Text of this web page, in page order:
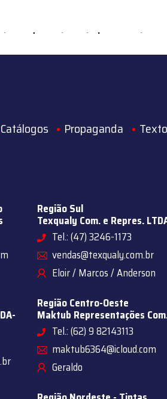
sintequimica/www/wp-content/
Catálogos Propaganda
Região Sul
Texqualy Com. e Repres.
Tel.: (47) 3246-1173
vendas@texqualy.com.br
Eloir / Marcos / Anderson
Região Centro-Oeste
Maktub Representações
Tel.: (62) 9 82143113
maktub6364@icloud.com
Geraldo